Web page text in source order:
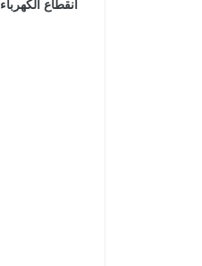
انقطاع الكهرباء